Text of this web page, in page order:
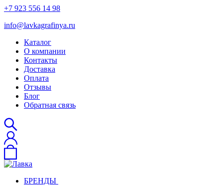
+7 923 556 14 98
info@lavkagrafinya.ru
Каталог
О компании
Контакты
Доставка
Оплата
Отзывы
Блог
Обратная связь
БРЕНДЫ